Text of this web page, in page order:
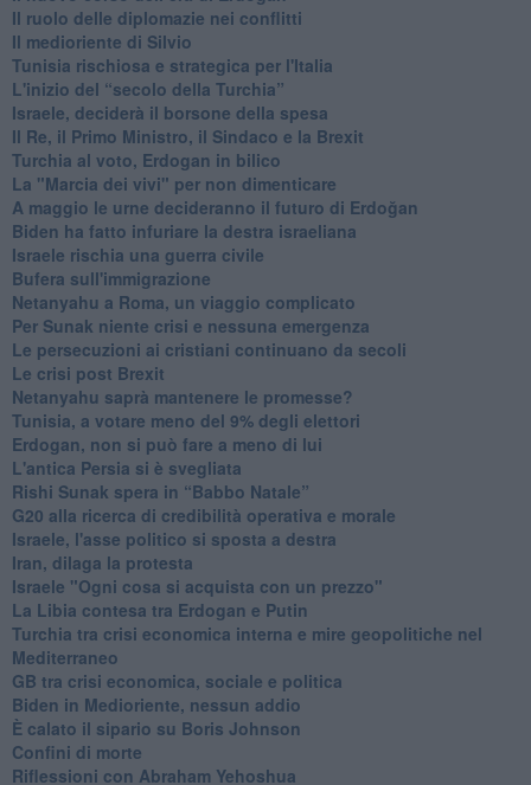
Il ruolo delle diplomazie nei conflitti
Il medioriente di Silvio
Tunisia rischiosa e strategica per l'Italia
L'inizio del “secolo della Turchia”
Israele, deciderà il borsone della spesa
Il Re, il Primo Ministro, il Sindaco e la Brexit
Turchia al voto, Erdogan in bilico
La "Marcia dei vivi" per non dimenticare
A maggio le urne decideranno il futuro di Erdoğan
Biden ha fatto infuriare la destra israeliana
Israele rischia una guerra civile
Bufera sull'immigrazione
Netanyahu a Roma, un viaggio complicato
Per Sunak niente crisi e nessuna emergenza
Le persecuzioni ai cristiani continuano da secoli
Le crisi post Brexit
Netanyahu saprà mantenere le promesse?
Tunisia, a votare meno del 9% degli elettori
Erdogan, non si può fare a meno di lui
L'antica Persia si è svegliata
Rishi Sunak spera in “Babbo Natale”
G20 alla ricerca di credibilità operativa e morale
Israele, l'asse politico si sposta a destra
Iran, dilaga la protesta
Israele "Ogni cosa si acquista con un prezzo"
La Libia contesa tra Erdogan e Putin
Turchia tra crisi economica interna e mire geopolitiche nel
Mediterraneo
GB tra crisi economica, sociale e politica
Biden in Medioriente, nessun addio
È calato il sipario su Boris Johnson
Confini di morte
Riflessioni con Abraham Yehoshua